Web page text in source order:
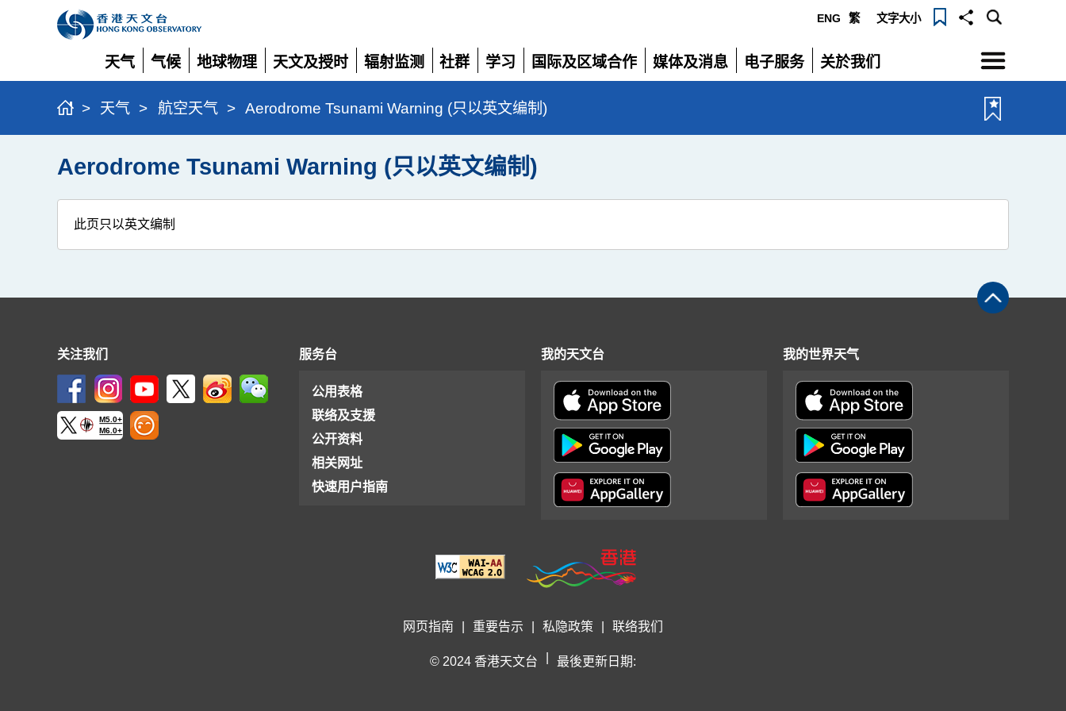
ENG 繁 文字大小
天气
展
开
气候
展
开
地球物理
展
开
天文及授时
展
开
辐射监测
展
开
社群
展
开
学习
展
开
国际及区域合作
展
开
媒体及消息
展
电子服务
展
关於我们
展
选
单
> 天气 > 航空天气 > Aerodrome Tsunami Warning (只以英文编制)
Aerodrome Tsunami Warning (只以英文编制)
此页只以英文编制
关注我们
M5.0+
M6.0+
服务台
公用表格
联络及支援
公开资料
相关网址
快速用户指南
我的天文台 我的世界天气
网页指南 重要告示 私隐政策 联络我们
© 2024 香港天文台 最後更新日期: